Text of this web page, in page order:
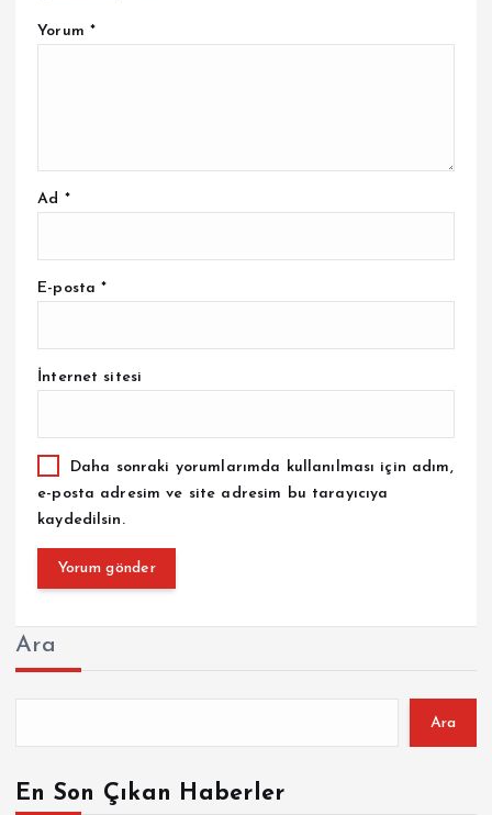
Yorum *
Ad *
E-posta*
İnternet sitesi
Daha sonraki yorumlarımda kullanılması için adım,
e-posta adresim ve site adresim bu tarayıcıya
kaydedilsin.
Ara
Ara
En Son Çıkan Haberler